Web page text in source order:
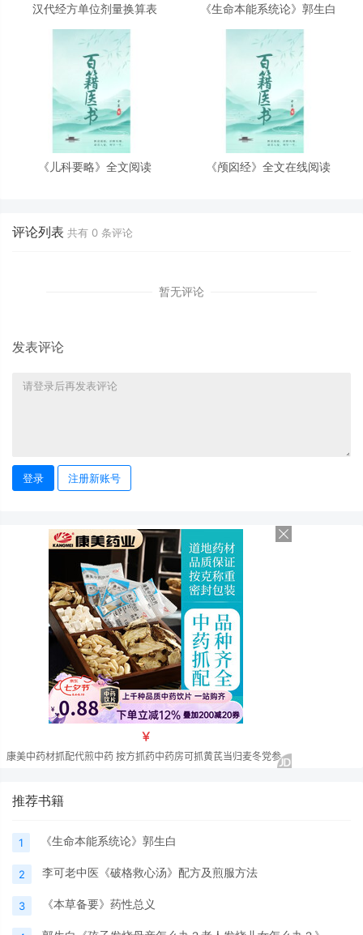
汉代经方单位剂量换算表 《生命本能系统论》郭生白
《儿科要略》全文阅读 《颅囟经》全文在线阅读
评论列表 共有 0 条评论
暂无评论
发表评论
登录 注册新账号
推荐书籍
1 《生命本能系统论》郭生白
2 李可老中医《破格救心汤》配方及煎服方法
3 《本草备要》药性总义